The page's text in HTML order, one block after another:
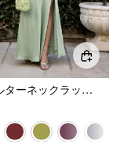
サテンホルターネックラップハイライズマーメイドマキシドレス